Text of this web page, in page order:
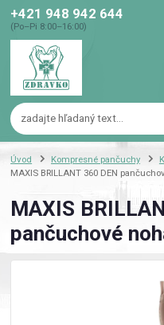
+421 948 942 644
(Po–Pi 8:00–16:00)
Úvod Kompresné pančuchy
MAXIS BRILLANT 360 DEN
MAXIS
pančuchové